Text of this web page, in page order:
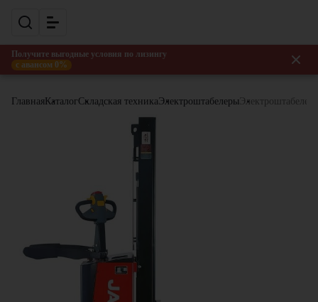
Получите выгодные условия по лизингу
с авансом 0%
Главная КаталогСкладская техникаЭлектроштабелеры